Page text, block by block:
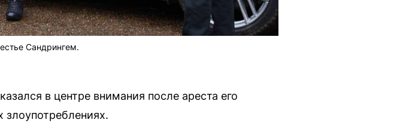
Сандрингем.
в центре внимания после ареста его